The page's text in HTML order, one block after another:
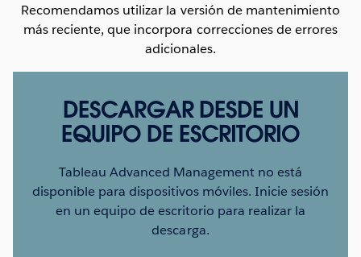
Recomendamos utilizar la versión de mantenimiento
más reciente, que incorpora correcciones de errores
adicionales.
DESCARGAR DESDE UN
EQUIPO DE ESCRITORIO
Tableau Advanced Management no está
disponible para dispositivos móviles. Inicie sesión
en un equipo de escritorio para realizar la
descarga.